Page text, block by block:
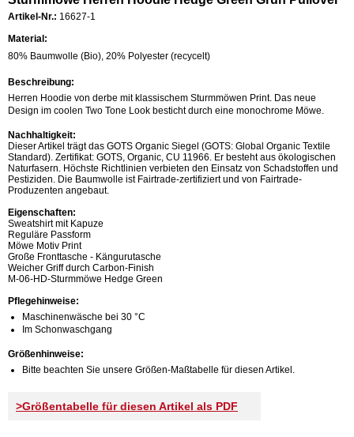
Artikel-Nr.: 16627-1
Material:
80% Baumwolle (Bio), 20% Polyester (recycelt)
Beschreibung:
Herren Hoodie von derbe mit klassischem Sturmmöwen Print. Das neue
Design im coolen Two Tone Look besticht durch eine monochrome Möwe.
Nachhaltigkeit:
Dieser Artikel trägt das GOTS Organic Siegel (GOTS: Global Organic Textile
Standard). Zertifikat: GOTS, Organic, CU 11966. Er besteht aus ökologischen
Naturfasern. Höchste Richtlinien verbieten den Einsatz von Schadstoffen und
Pestiziden. Die Baumwolle ist Fairtrade-zertifiziert und von Fairtrade-
Produzenten angebaut.
Eigenschaften:
Sweatshirt mit Kapuze
Reguläre Passform
Möwe Motiv Print
Große Fronttasche - Kängurutasche
Weicher Griff durch Carbon-Finish
M-06-HD-Sturmmöwe Hedge Green
Pflegehinweise:
Maschinenwäsche bei 30 °C
Im Schonwaschgang
Größenhinweise:
Bitte beachten Sie unsere Größen-Maßtabelle für diesen Artikel.
>Größentabelle für diesen Artikel als PDF